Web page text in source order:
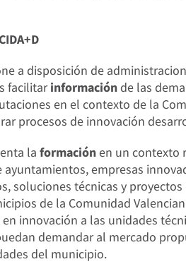
a disposición de
facilitarinformaciónde las
en el contexto de la
procesos de innovación
la formaciónen un contexto
ayuntamientos, empresas
soluciones técnicas y
de la Comunidad
en innovación a las unidades
demandar al mercado
del municipio.